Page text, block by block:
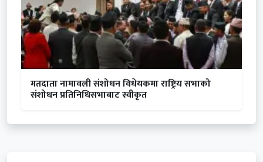
मतदाता नामावली संशोधन विधेयकमा राष्ट्रिय सभाको
संशोधन प्रतिनिधिसभाबाट स्वीकृत